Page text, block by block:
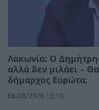
Λακωνία: Ο
αλλά δεν μιλάει –
δήμαρχος Ευρώτα;
06/08/2026 13:10